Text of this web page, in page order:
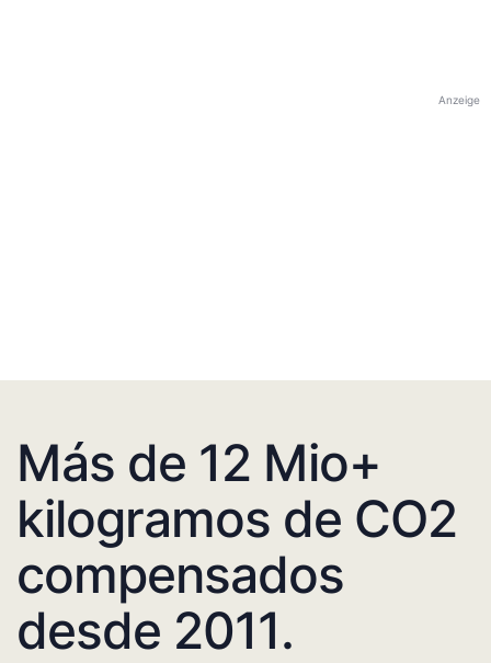
Anzeige
Más de 12 Mio+
kilogramos de CO2
compensados
desde 2011.